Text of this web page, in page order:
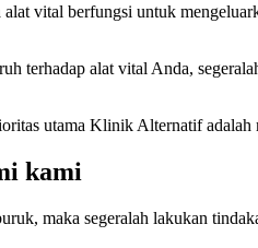
vital berfungsi untuk
terhadap alat vital Anda,
utama Klinik Alternatif adalah
kami
maka segeralah lakukan